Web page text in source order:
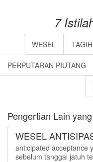
7
WESEL
PERPUTARAN PIUTANG
Pengertian Lain
WESEL
anticipated acceptance
sebelum tanggal jatuh